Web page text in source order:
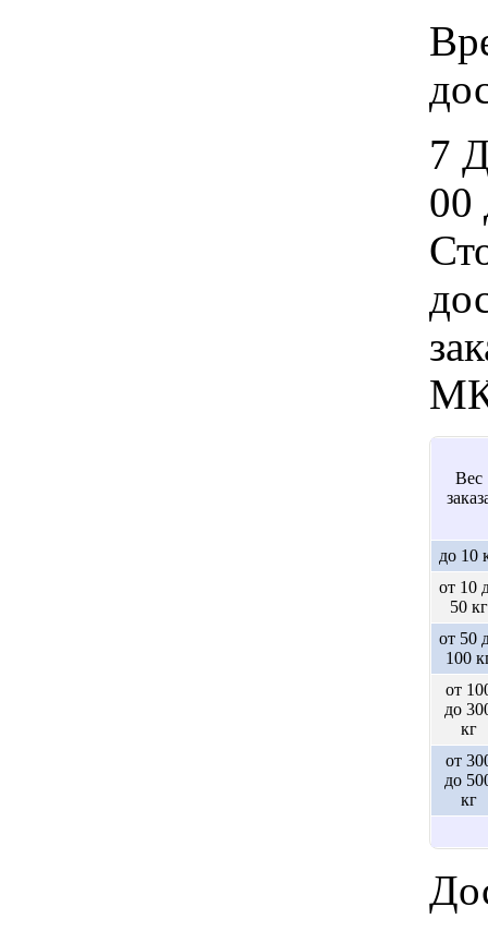
7
00
Вес
до 10
от 10
50 кг
от 50
100
от
до
кг
от
до
кг